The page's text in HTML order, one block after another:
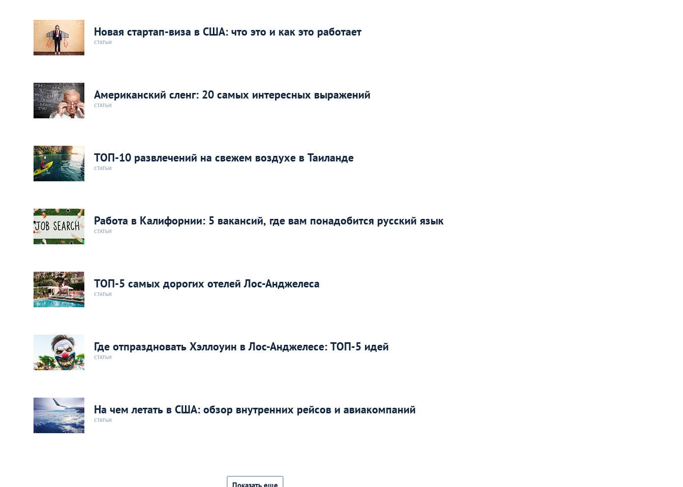
Новая стартап-виза в США: что это и как это работает
СТАТЬИ
Американский сленг: 20 самых интересных выражений
СТАТЬИ
ТОП-10 развлечений на свежем воздухе в Таиланде
СТАТЬИ
Работа в Калифорнии: 5 вакансий, где вам понадобится русский язык
СТАТЬИ
ТОП-5 самых дорогих отелей Лос-Анджелеса
СТАТЬИ
Где отпраздновать Хэллоуин в Лос-Анджелесе: ТОП-5 идей
СТАТЬИ
На чем летать в США: обзор внутренних рейсов и авиакомпаний
СТАТЬИ